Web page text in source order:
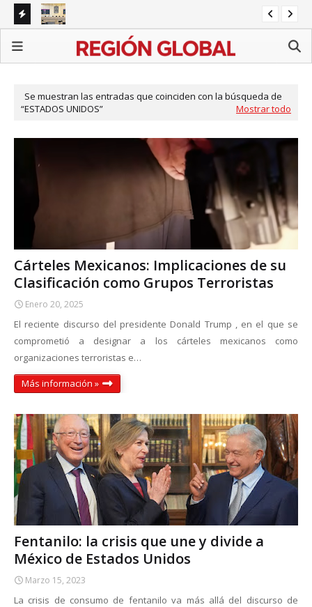
Congreso de Puebla concentra agenda en reformas
sectoriales mientras persisten pendientes estatales
BID convoca a académico de la BUAP para estudio sobre
Alianza del Pacífico
la
Se muestran las entradas que coinciden con la búsqueda de
ESTADOS UNIDOS
Mostrar todo
Cárteles Mexicanos: Implicaciones de su
Clasificación como Grupos Terroristas
Enero 20, 2025
El reciente discurso del presidente Donald Trump , en el que se
comprometió a designar a los cárteles mexicanos como
organizaciones terroristas e…
Más información »
Fentanilo: la crisis que une y divide a
México de Estados Unidos
Marzo 15, 2023
La crisis de consumo de fentanilo va más allá del discurso de